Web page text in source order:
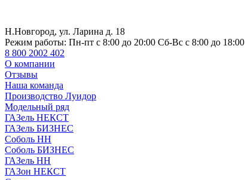
Н.Новгород, ул. Ларина д. 18
Режим работы: Пн-пт с 8:00 до 20:00 Сб-Вс с 8:00 до 18:00
8 800 2002 402
О компании
Отзывы
Наша команда
Производство Луидор
Модельный ряд
ГАЗель НЕКСТ
ГАЗель БИЗНЕС
Соболь НН
Соболь БИЗНЕС
ГАЗель НН
ГАЗон НЕКСТ